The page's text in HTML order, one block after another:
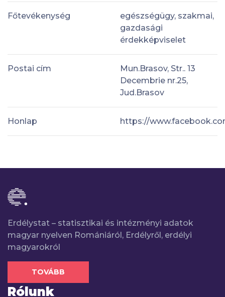
Főtevékenység
egészségügy, szakmai,
gazdasági
érdekképviselet
Postai cím
Mun.Brasov, Str.. 13
Decembrie nr.25,
Jud.Brasov
Honlap https://
Erdélystat – statisztikai és intézményi adatok
magyar nyelven Romániáról, Erdélyről, erdélyi
magyarokról
TOVÁBB
Rólunk